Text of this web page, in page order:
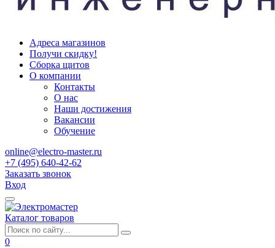
Адреса магазинов
Получи скидку!
Сборка щитов
О компании
Контакты
О нас
Наши достижения
Вакансии
Обучение
online@electro-master.ru
+7 (495) 640-42-62
Заказать звонок
Вход
Каталог товаров
0